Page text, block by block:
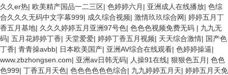
久久er热| 欧美精产国品一二三区| 色婷婷六月 | 亚洲成人在线播放| 色综
合久久久无码中文字幕999| 成久综合视频| 激情玖玖综合网| 婷婷五月丁
香五月基地| 久久久婷婷五月亚洲97号色| 色色色视频免费无码 | 九九无
码| 五月花婷婷丁香| 天堂爱爱| 婷婷丁香五月视频| 天天综合激情| 国产色
丁香| 青青操avbb| 日本欧美国产| 亚洲AV综合在线观看| 色婷婷操逼|
www.zbzhongsen.com| 亚洲av日韩无码| 人操91在线| 狠狠色五月 | 色色
色999| 丁香五月天色| 色色色色色色综合| 九九婷婷五月天| 婷婷五月天免